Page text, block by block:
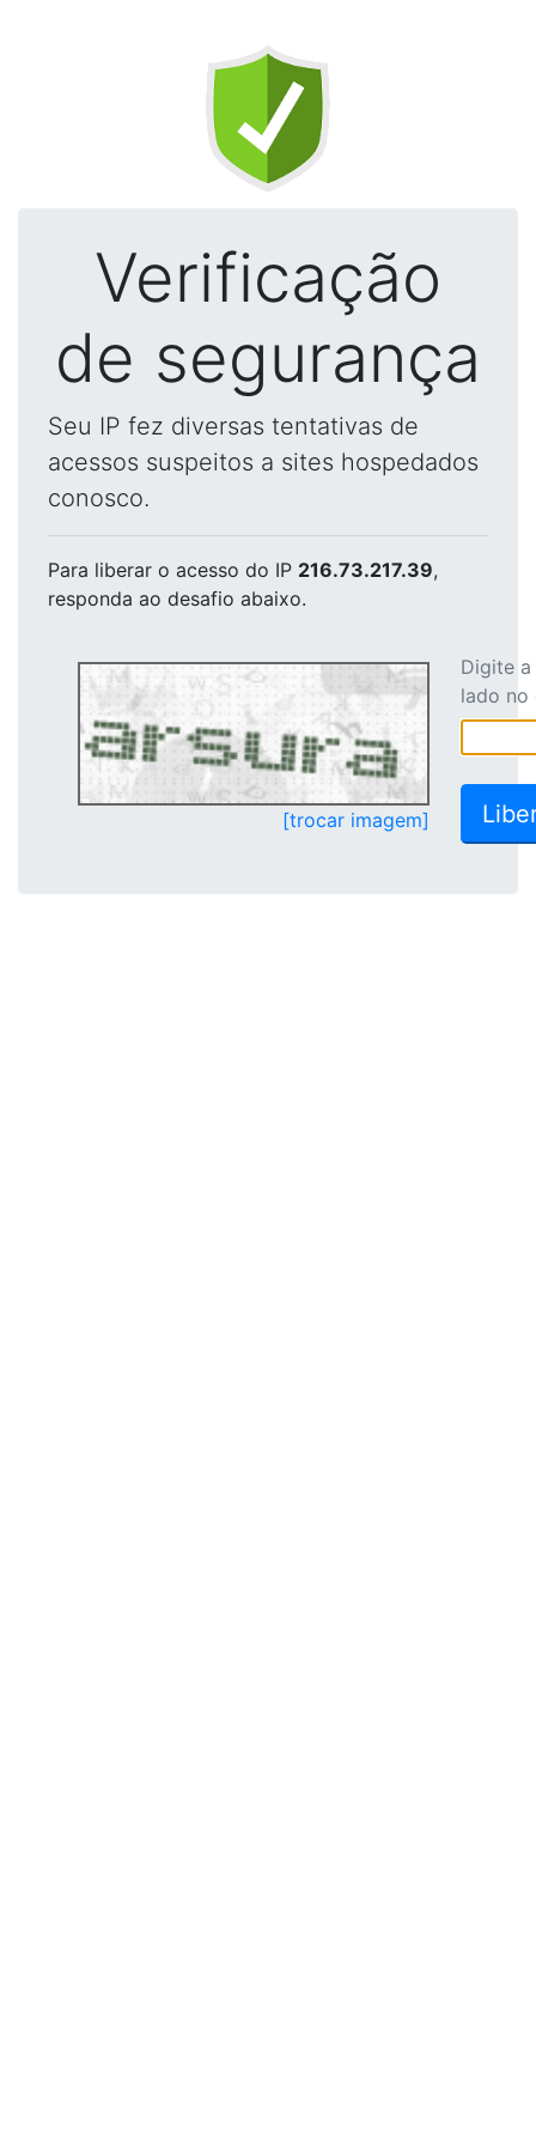
Verificação
de segurança
Seu IP fez diversas tentativas de
acessos suspeitos a sites hospedados
conosco.
Para liberar o acesso do IP 216.73.217.39,
responda ao desafio abaixo.
[trocar imagem]
Digite
lado no